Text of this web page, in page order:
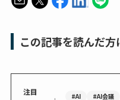
この記事を読んだ
注目
#AI #AI会議